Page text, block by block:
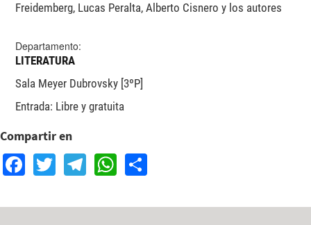
Freidemberg, Lucas Peralta, Alberto Cisnero y los autores
Departamento:
LITERATURA
Sala Meyer Dubrovsky [3ºP]
Entrada: Libre y gratuita
Compartir en
Facebook
TwitterTelegram
WhatsApp